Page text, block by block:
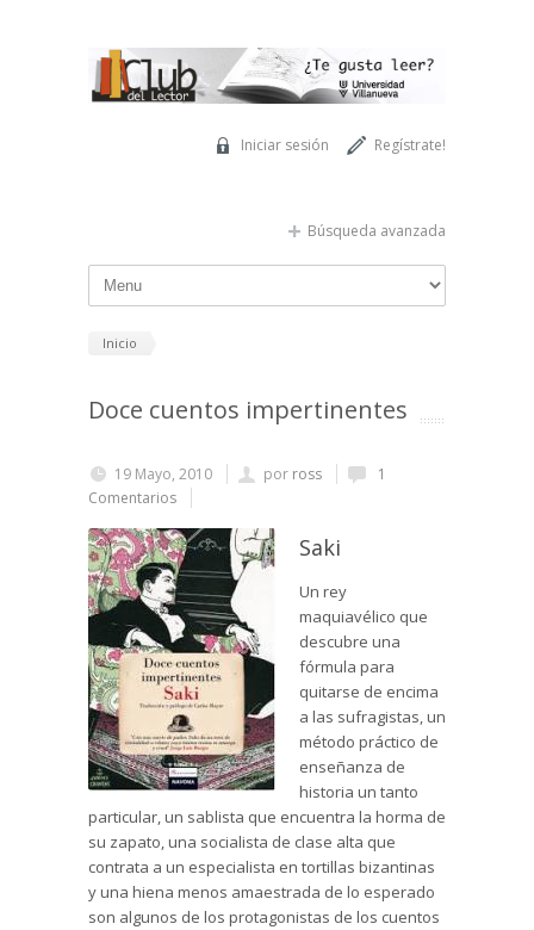
Regístrate!
Iniciar sesión
Búsqueda avanzada
Inicio
Doce cuentos impertinentes
19 Mayo, 2010 por ross
1
Comentarios
Saki
Un rey
maquiavélico que
descubre una
fórmula para
quitarse de encima
a las sufragistas, un
método práctico de
enseñanza de
historia un tanto
particular, un sablista que encuentra la horma de
su zapato, una socialista de clase alta que
contrata a un especialista en tortillas bizantinas
y una hiena menos amaestrada de lo esperado
son algunos de los protagonistas de los cuentos